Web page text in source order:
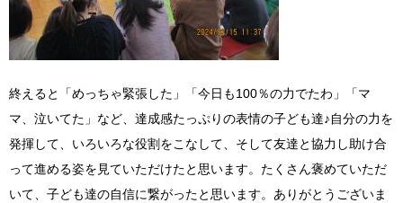
終えると「めっちゃ緊張した」「今日も100％の力でたわ」「マ
マ、泣いてた」など、達成感たっぷりの表情の子ども達♪自分の力を
発揮して、いろいろな役割をこなして、そして友達と協力し助け合
って進める姿を見ていただけたと思います。たくさん褒めていただ
いて、子ども達の自信に繋がったと思います。ありがとうございま